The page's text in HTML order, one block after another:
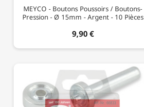
MEYCO - Boutons Poussoirs / Boutons-
Pression - Ø 15mm - Argent - 10 Pièces
9,90 €